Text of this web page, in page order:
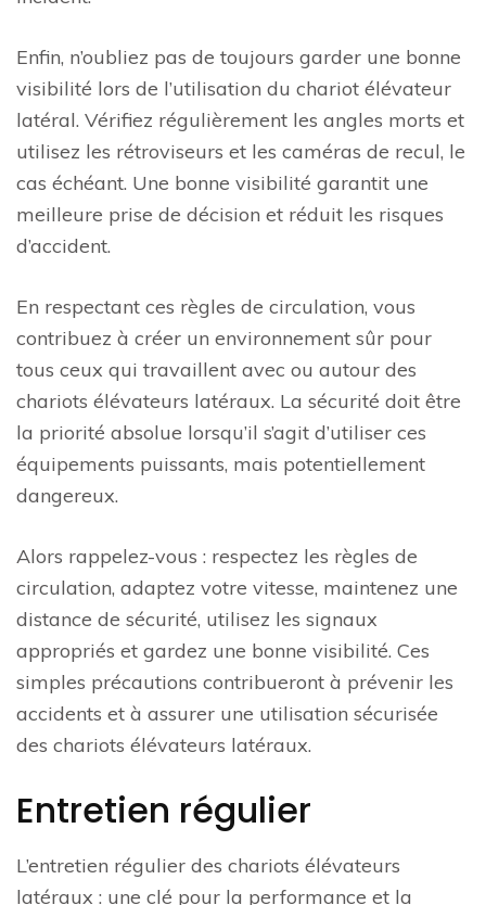
Enfin, n’oubliez pas de toujours garder une bonne
visibilité lors de l’utilisation du chariot élévateur
latéral. Vérifiez régulièrement les angles morts et
utilisez les rétroviseurs et les caméras de recul, le
cas échéant. Une bonne visibilité garantit une
meilleure prise de décision et réduit les risques
d’accident.
En respectant ces règles de circulation, vous
contribuez à créer un environnement sûr pour
tous ceux qui travaillent avec ou autour des
chariots élévateurs latéraux. La sécurité doit être
la priorité absolue lorsqu’il s’agit d’utiliser ces
équipements puissants, mais potentiellement
dangereux.
Alors rappelez-vous : respectez les règles de
circulation, adaptez votre vitesse, maintenez une
distance de sécurité, utilisez les signaux
appropriés et gardez une bonne visibilité. Ces
simples précautions contribueront à prévenir les
accidents et à assurer une utilisation sécurisée
des chariots élévateurs latéraux.
Entretien régulier
L’entretien régulier des chariots élévateurs
latéraux : une clé pour la performance et la